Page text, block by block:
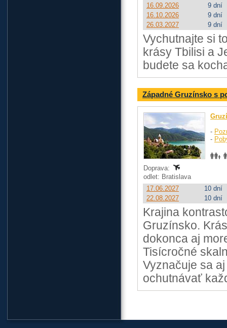
16.09.2026
9 dní
16.10.2026
9 dní
26.03.2027
9 dní
Vychutnajte si
krásy Tbilisi a
budete sa
Západné Gruzínsko s
-
-
Doprava:
odlet: Bratislava
17.06.2027
10 dní
22.08.2027
10 dní
Krajina
Gruzínsko.
dokonca aj
Tisícročné
Vyznačuje sa
ochutnávať